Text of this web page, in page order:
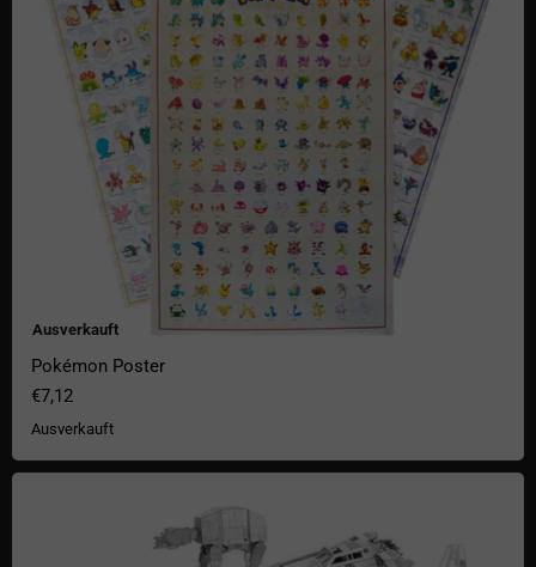
Ausverkauft
Pokémon Poster
€7,12
Ausverkauft